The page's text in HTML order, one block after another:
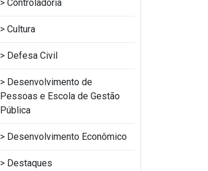
Controladoria
Cultura
Defesa Civil
Desenvolvimento de
Pessoas e Escola de Gestão
Pública
Desenvolvimento Econômico
Destaques